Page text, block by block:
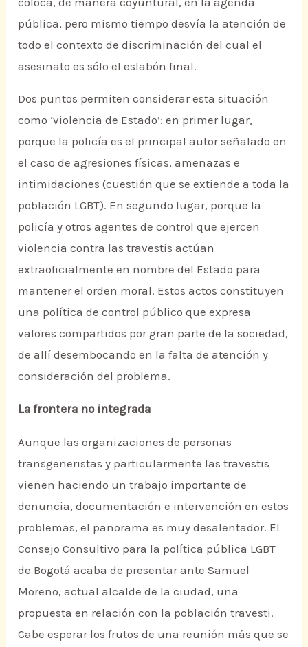
pública, pero mismo tiempo desvía la atención de
todo el contexto de discriminación del cual el
asesinato es sólo el eslabón final.
Dos puntos permiten considerar esta situación
como ‘violencia de Estado’: en primer lugar,
porque la policía es el principal autor señalado en
el caso de agresiones físicas, amenazas e
intimidaciones (cuestión que se extiende a toda la
población LGBT). En segundo lugar, porque la
policía y otros agentes de control que ejercen
violencia contra las travestis actúan
extraoficialmente en nombre del Estado para
mantener el orden moral. Estos actos constituyen
una política de control público que expresa
valores compartidos por gran parte de la sociedad,
de allí desembocando en la falta de atención y
consideración del problema.
La frontera no integrada
Aunque las organizaciones de personas
transgeneristas y particularmente las travestis
vienen haciendo un trabajo importante de
denuncia, documentación e intervención en estos
problemas, el panorama es muy desalentador. El
Consejo Consultivo para la política pública LGBT
de Bogotá acaba de presentar ante Samuel
Moreno, actual alcalde de la ciudad, una
propuesta en relación con la población travesti.
Cabe esperar los frutos de una reunión más que se